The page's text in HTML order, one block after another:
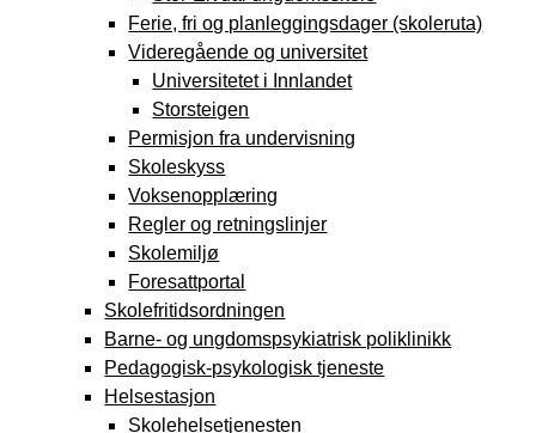
Ferie, fri og planleggingsdager (skoleruta)
Videregående og universitet
Universitetet i Innlandet
Storsteigen
Permisjon fra undervisning
Skoleskyss
Voksenopplæring
Regler og retningslinjer
Skolemiljø
Foresattportal
Skolefritidsordningen
Barne- og ungdomspsykiatrisk poliklinikk
Pedagogisk-psykologisk tjeneste
Helsestasjon
Skolehelsetjenesten